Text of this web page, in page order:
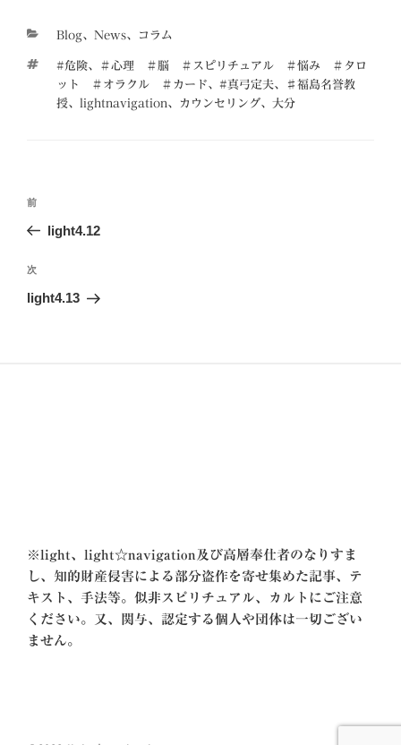
カ
ゴ
リ
ー
Blog、 News、 コラム
タ
グ
#危険、
＃心理 ＃脳 ＃スピリチュアル ＃悩み ＃タロ
ット ＃オラクル ＃カード、 #真弓定夫、
♯福島名誉教
授、 lightnavigation、 カウンセリング、 大分
ビ
ゲ
前
の
稿
前
light4.12
次
の
次
light4.13
※light、light☆navigation及び高層奉仕者のなりすま
し、知的財産侵害による部分盗作を寄せ集めた記事、テ
キスト、手法等。似非スピリチュアル、カルトにご注意
ください。又、関与、認定する個人や団体は一切ござい
ません。